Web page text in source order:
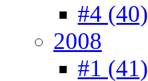
#4 (40)
2008
#1 (41)